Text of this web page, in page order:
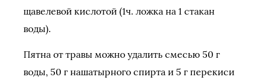
щавелевой кислотой (1ч. ложка на 1 стакан
воды).
Пятна от травы можно удалить смесью 50 г
воды, 50 г нашатырного спирта и 5 г перекиси